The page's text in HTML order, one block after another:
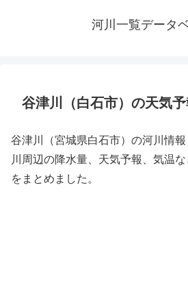
河川一覧データ
谷津川（白石市）の天気
谷津川（宮城県白石市）の河川情
川周辺の降水量、天気予報、気温
をまとめました。